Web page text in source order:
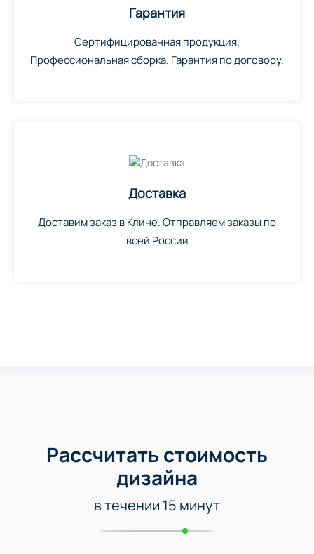
Гарантия
Сертифицированная продукция.
Профессиональная сборка. Гарантия по договору.
Доставка
Доставим заказ в Клине. Отправляем заказы по
всей России
Рассчитать стоимость
дизайна
в течении 15 минут